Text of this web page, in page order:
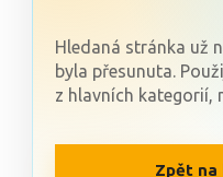
Hledaná stránka už
byla přesunuta.
z hlavních kategorií,
Zpět na